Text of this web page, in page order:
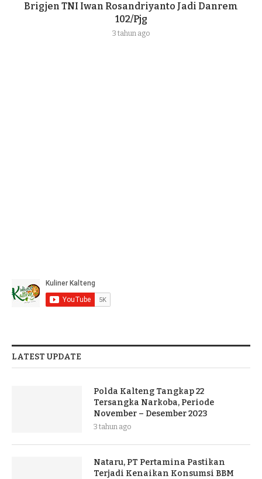
Brigjen TNI Iwan Rosandriyanto Jadi Danrem
102/Pjg
3 tahun ago
LATEST UPDATE
Polda Kalteng Tangkap 22
Tersangka Narkoba, Periode
November – Desember 2023
3 tahun ago
Nataru, PT Pertamina Pastikan
Terjadi Kenaikan Konsumsi BBM